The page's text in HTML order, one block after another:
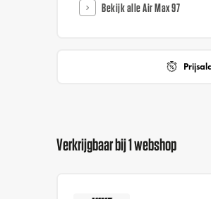
Bekijk alle Air Max 97
Verkrijgbaar bij 1 webshop